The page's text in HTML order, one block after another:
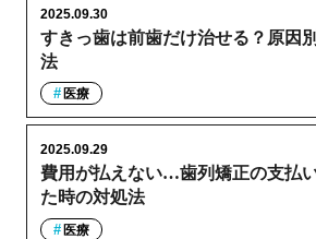
すきっ歯は前歯だけ治せる？原因
法
2025.09.30
医療
費用が払えない…歯列矯正の支払
た時の対処法
2025.09.29
医療